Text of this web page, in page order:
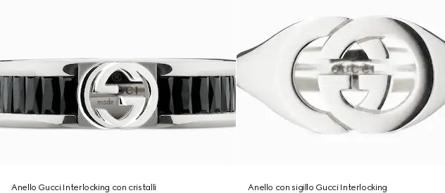
Anello Gucci Interlocking con cristalli
Anello con sigillo Gucci Interlocking